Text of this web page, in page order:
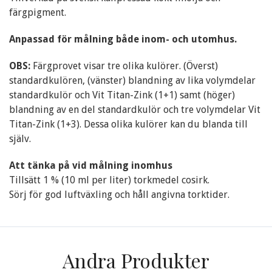
färgpigment.
Anpassad för målning både inom- och utomhus.
OBS: Färgprovet visar tre olika kulörer. (Överst)
standardkulören, (vänster) blandning av lika volymdelar
standardkulör och Vit Titan-Zink (1+1) samt (höger)
blandning av en del standardkulör och tre volymdelar Vit
Titan-Zink (1+3). Dessa olika kulörer kan du blanda till
själv.
Att tänka på vid målning inomhus
Tillsätt 1 % (10 ml per liter) torkmedel cosirk.
Sörj för god luftväxling och håll angivna torktider.
Andra Produkter